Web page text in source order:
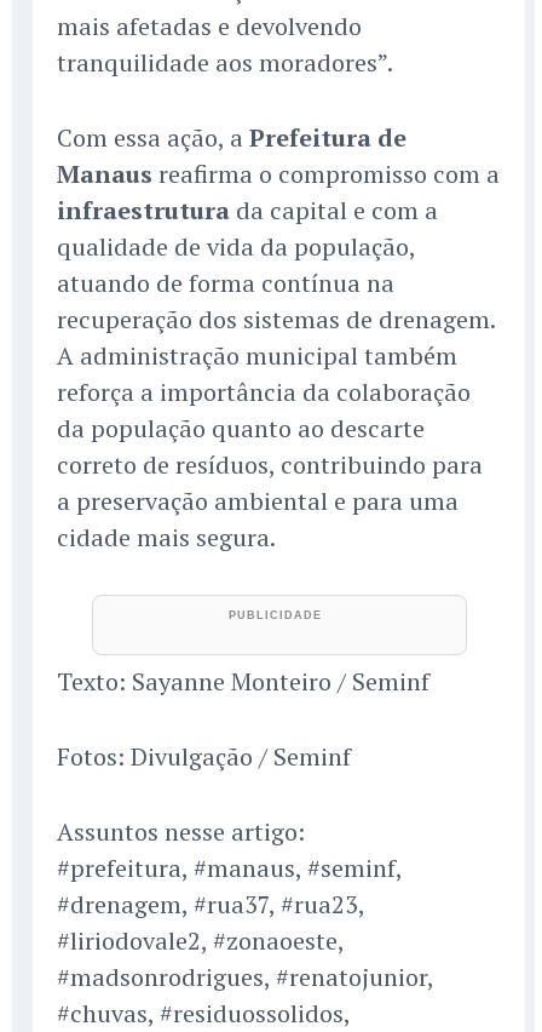
mais afetadas e devolvendo
tranquilidade aos moradores”.
Com essa ação, a Prefeitura de
Manaus reafirma o compromisso com a
infraestrutura da capital e com a
qualidade de vida da população,
atuando de forma contínua na
recuperação dos sistemas de drenagem.
A administração municipal também
reforça a importância da colaboração
da população quanto ao descarte
correto de resíduos, contribuindo para
a preservação ambiental e para uma
cidade mais segura.
Texto: Sayanne Monteiro / Seminf
Fotos: Divulgação / Seminf
Assuntos nesse artigo:
#prefeitura, #manaus, #seminf,
#drenagem, #rua37, #rua23,
#liriodovale2, #zonaoeste,
#madsonrodrigues, #renatojunior,
#chuvas, #residuossolidos,